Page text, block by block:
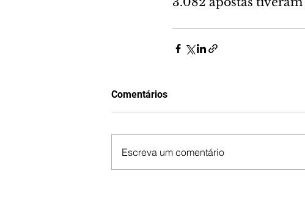
Comentários
Escreva um comentário